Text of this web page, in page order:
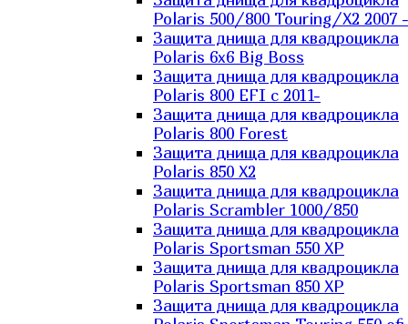
Polaris 500/800 Touring/X2 2007 -
Защита днища для квадроцикла
Polaris 6х6 Big Boss
Защита днища для квадроцикла
Polaris 800 EFI с 2011-
Защита днища для квадроцикла
Polaris 800 Forest
Защита днища для квадроцикла
Polaris 850 X2
Защита днища для квадроцикла
Polaris Scrambler 1000/850
Защита днища для квадроцикла
Polaris Sportsman 550 XP
Защита днища для квадроцикла
Polaris Sportsman 850 XP
Защита днища для квадроцикла